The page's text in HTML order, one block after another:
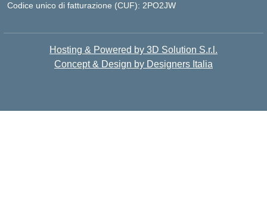
Codice unico di fatturazione (CUF): 2PO2JW
Hosting & Powered by 3D Solution S.r.l.
Concept & Design by Designers Italia